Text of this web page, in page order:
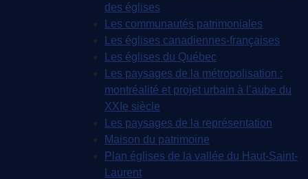
des églises
Les communautés patrimoniales
Les églises canadiennes-françaises
Les églises du Québec
Les paysages de la métropolisation :
montréalité et projet urbain à l’aube du
XXIe siècle
Les paysages de la représentation
Maison du patrimoine
Plan églises de la vallée du Haut-Saint-
Laurent